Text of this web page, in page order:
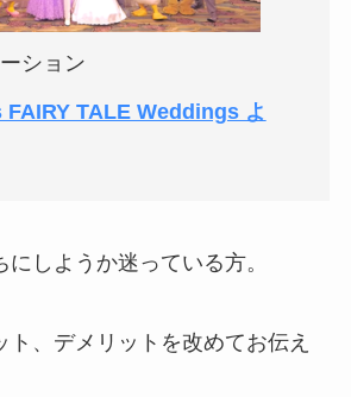
ション
FAIRY TALE Weddings よ
しようか迷っている方。
ト、デメリットを改めてお伝え